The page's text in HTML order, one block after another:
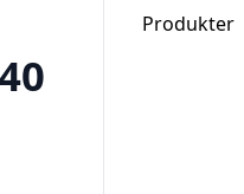
Produkter